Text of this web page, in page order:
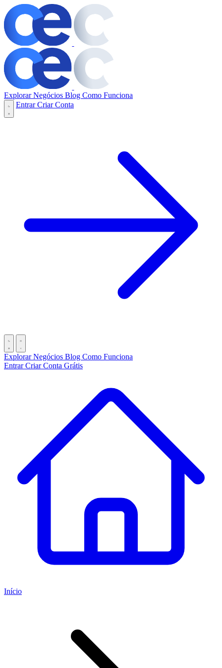
Explorar Negócios Blog Como Funciona
EntrarCriar Conta
Explorar Negócios Blog Como Funciona
EntrarCriar Conta Grátis
Início